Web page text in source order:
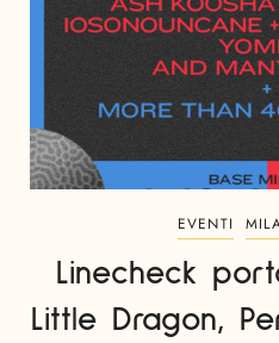
EVENTI
Linecheck
Little Dragon,